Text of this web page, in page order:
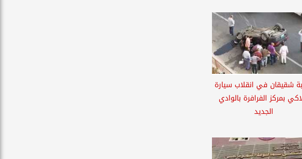
شقيقان في انقلاب سيارة
بمركز الفرافرة بالوادي
الجديد